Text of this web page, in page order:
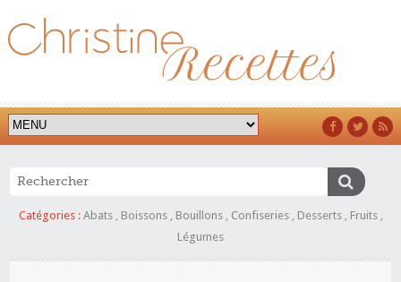
Catégories : Abats, Boissons, Bouillons, Confiseries, Desserts, Fruits,
Légumes